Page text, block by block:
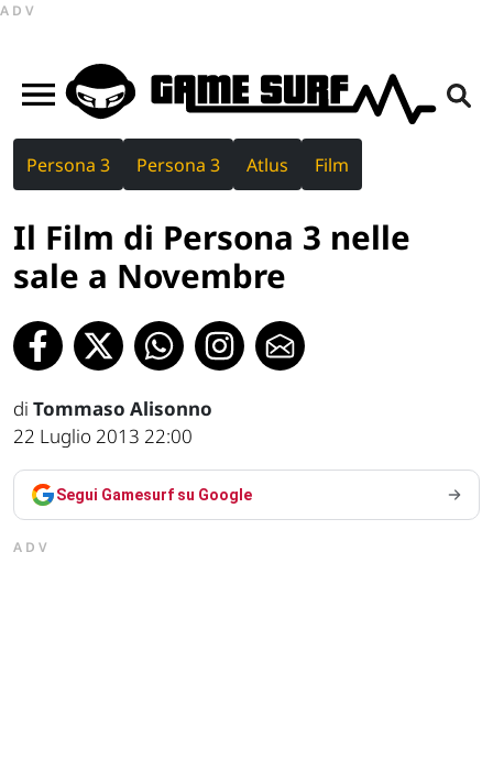
ADV
Persona 3 Persona 3 Atlus Film
Il Film di Persona 3 nelle
sale a Novembre
di Tommaso Alisonno
22 Luglio 2013 22:00
Segui Gamesurf su Google
ADV